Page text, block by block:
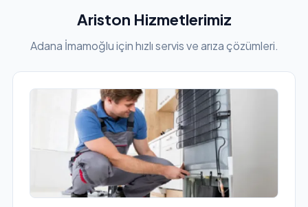
Ariston Hizmetlerimiz
Adana İmamoğlu için hızlı servis ve arıza çözümleri.